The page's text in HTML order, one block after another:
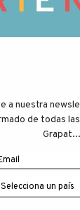
y
taller
más
historia
por el
Un
lo real
a nuestra
de todas
Grapat...